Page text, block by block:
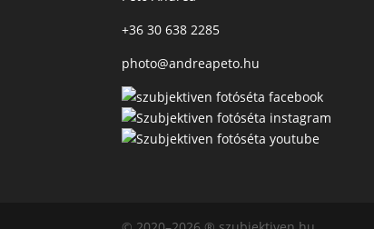
+36 30 638 2285
photo@andreapeto.hu